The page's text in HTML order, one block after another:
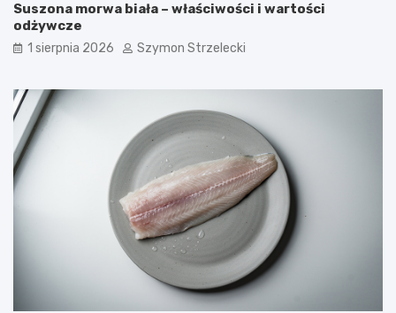
Suszona morwa biała – właściwości i wartości
odżywcze
1 sierpnia 2026 Szymon Strzelecki